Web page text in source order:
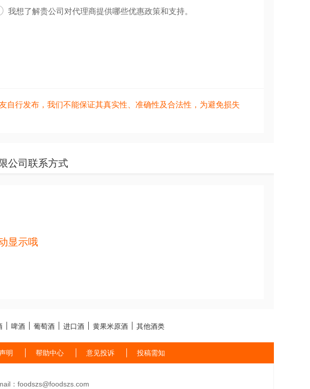
我想了解贵公司对代理商提供哪些优惠政策和支持。
行发布，我们不能保证其真实性、准确性及合法性，为避免损失
公司联系方式
显示哦
啤酒 葡萄酒 进口酒 黄果米原酒 其他酒类
明 帮助中心 意见投诉 投稿需知
：foodszs@foodszs.com